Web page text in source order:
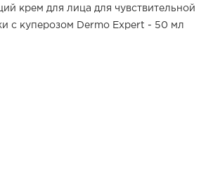
@woom.naturalica